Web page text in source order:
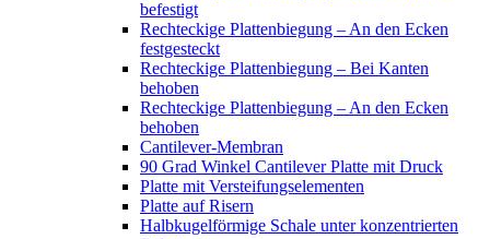
befestigt
Rechteckige Plattenbiegung – An den Ecken
festgesteckt
Rechteckige Plattenbiegung – Bei Kanten
behoben
Rechteckige Plattenbiegung – An den Ecken
behoben
Cantilever-Membran
90 Grad Winkel Cantilever Platte mit Druck
Platte mit Versteifungselementen
Platte auf Risern
Halbkugelförmige Schale unter konzentrierten